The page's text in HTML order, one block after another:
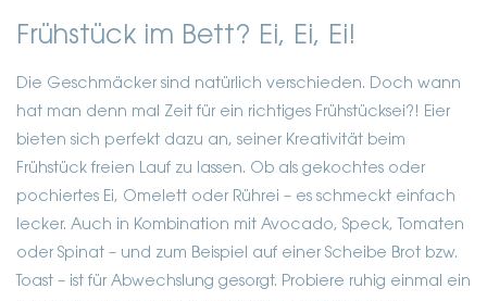
Frühstück im Bett? Ei, Ei, Ei!
Die Geschmäcker sind natürlich verschieden. Doch wann
hat man denn mal Zeit für ein richtiges Frühstücksei?! Eier
bieten sich perfekt dazu an, seiner Kreativität beim
Frühstück freien Lauf zu lassen. Ob als gekochtes oder
pochiertes Ei, Omelett oder Rührei – es schmeckt einfach
lecker. Auch in Kombination mit Avocado, Speck, Tomaten
oder Spinat – und zum Beispiel auf einer Scheibe Brot bzw.
Toast – ist für Abwechslung gesorgt. Probiere ruhig einmal ein